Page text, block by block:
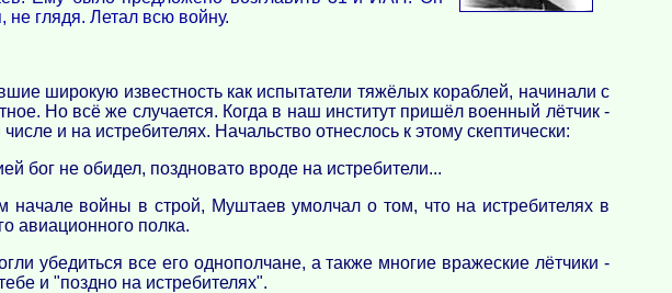
не глядя. Летал всю войну.
широкую известность как испытатели тяжёлых кораблей, начинали с
Но всё же случается. Когда в наш институт пришёл военный лётчик -
и на истребителях. Начальство отнеслось к этому скептически:
бог не обидел, поздновато вроде на истребители...
войны в строй, Муштаев умолчал о том, что на истребителях в
авиационного полка.
убедиться все его однополчане, а также многие вражеские лётчики -
и "поздно на истребителях".